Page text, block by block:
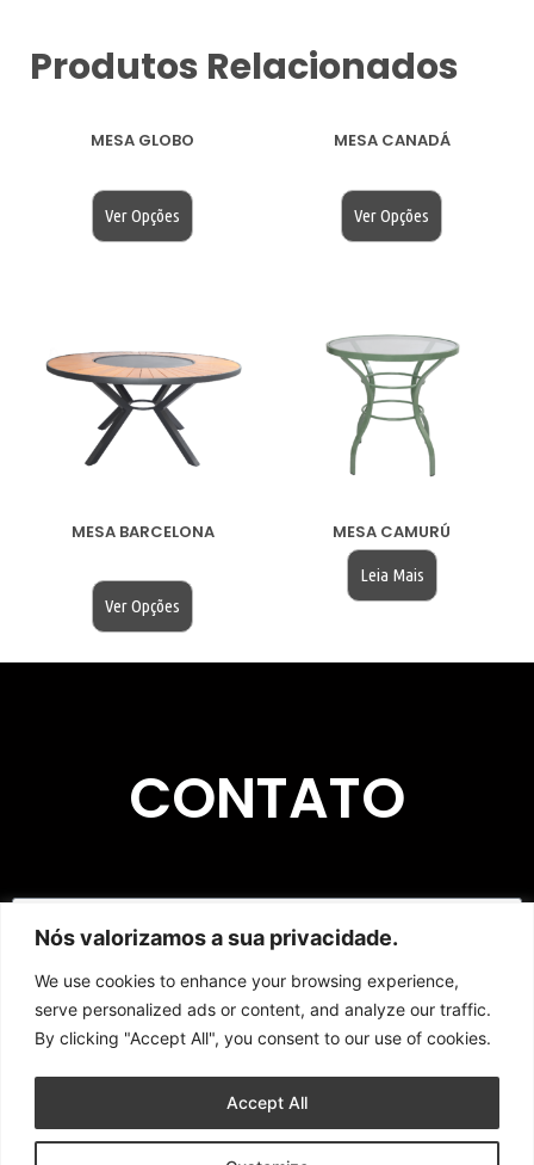
Nós valorizamos a sua privacidade.
We use cookies to enhance your browsing experience,
serve personalized ads or content, and analyze our traffic.
By clicking "Accept All", you consent to our use of cookies.
Accept All
Produtos Relacionados
MESA GLOBO
Ver Opções
MESA CANADÁ
Ver Opções
MESA BARCELONA
Ver Opções
MESA CAMURÚ
Leia Mais
CONTATO
Enviar
Copyright © 2023 | L'artesanato CNPJ 50.830.938/0001-07